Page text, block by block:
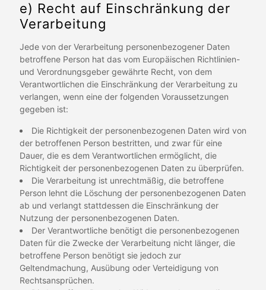
e) Recht auf Einschränkung der
Verarbeitung
Jede von der Verarbeitung personenbezogener Daten
betroffene Person hat das vom Europäischen Richtlinien-
und Verordnungsgeber gewährte Recht, von dem
Verantwortlichen die Einschränkung der Verarbeitung zu
verlangen, wenn eine der folgenden Voraussetzungen
gegeben ist:
Die Richtigkeit der personenbezogenen Daten wird von
der betroffenen Person bestritten, und zwar für eine
Dauer, die es dem Verantwortlichen ermöglicht, die
Richtigkeit der personenbezogenen Daten zu überprüfen.
Die Verarbeitung ist unrechtmäßig, die betroffene
Person lehnt die Löschung der personenbezogenen Daten
ab und verlangt stattdessen die Einschränkung der
Nutzung der personenbezogenen Daten.
Der Verantwortliche benötigt die personenbezogenen
Daten für die Zwecke der Verarbeitung nicht länger, die
betroffene Person benötigt sie jedoch zur
Geltendmachung, Ausübung oder Verteidigung von
Rechtsansprüchen.